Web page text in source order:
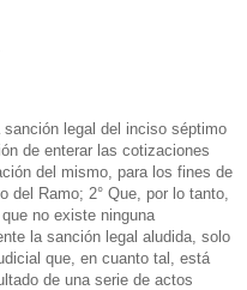
sanción legal del inciso séptimo
de enterar las cotizaciones
del mismo, para los fines de
del Ramo; 2° Que, por lo tanto,
no existe ninguna
la sanción legal aludida, solo
que, en cuanto tal, está
de una serie de actos